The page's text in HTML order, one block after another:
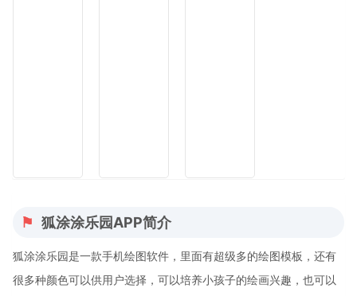
狐涂涂乐园APP简介
狐涂涂乐园是一款手机绘图软件，里面有超级多的绘图模板，还有
很多种颜色可以供用户选择，可以培养小孩子的绘画兴趣，也可以